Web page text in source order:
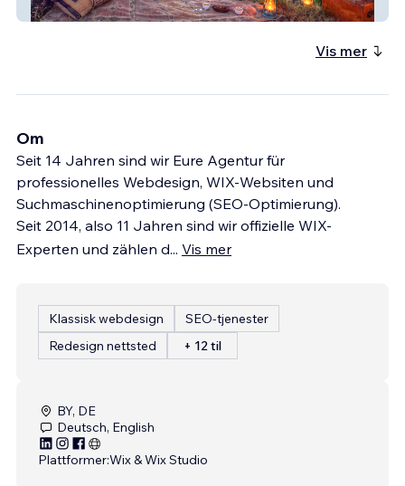
Internationale Reiseagentur
Vis mer
Om
Seit 14 Jahren sind wir Eure Agentur für
professionelles Webdesign, WIX-Websiten und
Suchmaschinenoptimierung (SEO-Optimierung).
Seit 2014, also 11 Jahren sind wir offizielle WIX-
Experten und zählen d... Vis mer
Klassisk webdesign
SEO-tjenester
Redesign nettsted
+ 12 til
BY, DE
Deutsch, English
Plattformer:Wix & Wix Studio